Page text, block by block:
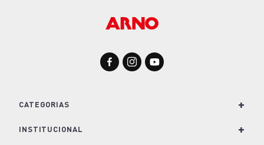
CATEGORIAS +
Para Cozinha
INSTITUCIONAL +